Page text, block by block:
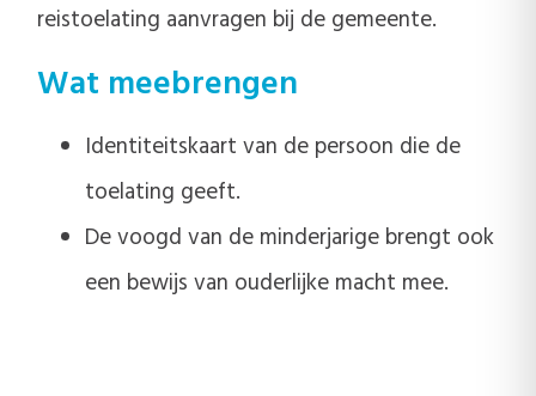
reistoelating aanvragen bij de gemeente.
Wat meebrengen
Identiteitskaart van de persoon die de
toelating geeft.
De voogd van de minderjarige brengt ook
een bewijs van ouderlijke macht mee.